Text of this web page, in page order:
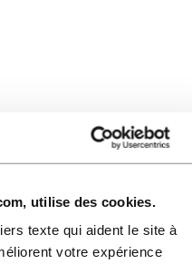
utilise des cookies.
texte qui aident le site à
votre expérience